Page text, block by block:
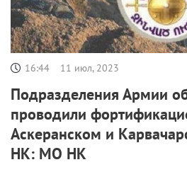
16:44 11 июл, 2023
Подразделения Армии
проводили
Аскеранском и
НК: МО НК